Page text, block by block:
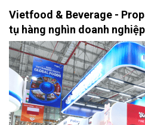
Vietfood & Beverage -
tụ hàng nghìn doanh